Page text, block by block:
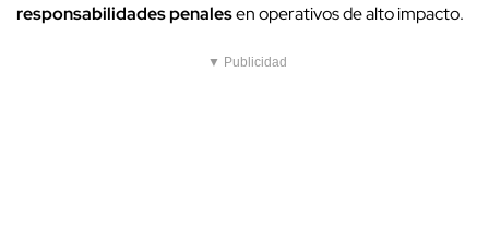
responsabilidades penalesen operativos de alto impacto.
▼ Publicidad